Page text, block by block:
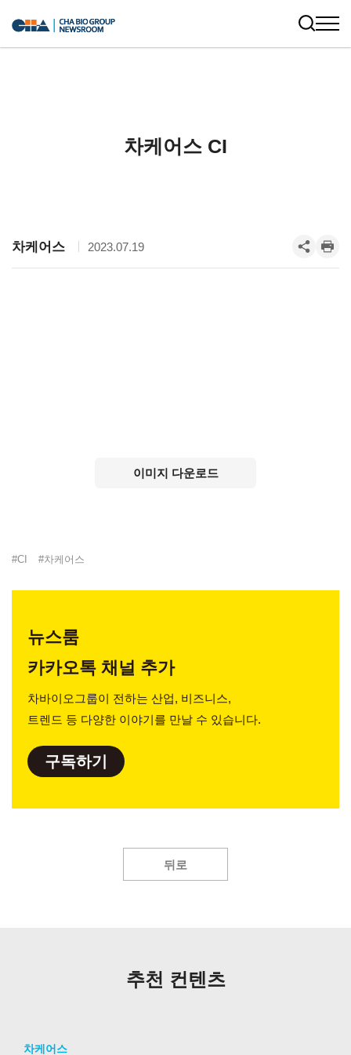
차케어스 CI
차케어스 2023.07.19
이미지 다운로드
#CI #차케어스
뉴스룸
카카오톡 채널 추가
차바이오그룹이 전하는 산업, 비즈니스,
트렌드 등 다양한 이야기를 만날 수 있습니다.
구독하기
뒤로
추천 컨텐츠
차케어스